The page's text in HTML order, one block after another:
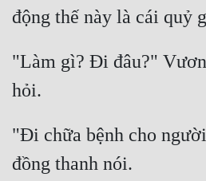
"Làm gì? Đi đâu?"
"Đi chữa bệnh cho